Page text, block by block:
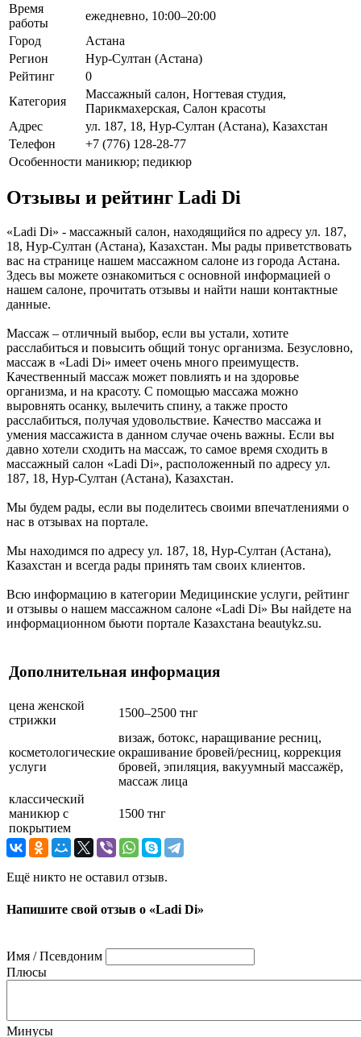
Время
работы
ежедневно, 10:00–20:00
Город
Астана
Регион
Нур-Султан (Астана)
Рейтинг
0
Категория
Массажный салон, Ногтевая студия,
Парикмахерская, Салон красоты
Адрес
ул. 187, 18, Нур-Султан (Астана), Казахстан
Телефон
+7 (776) 128-28-77
Особенности маникюр; педикюр
Отзывы и рейтинг Ladi Di
«Ladi Di» - массажный салон, находящийся по адресу ул. 187,
18, Нур-Султан (Астана), Казахстан. Мы рады приветствовать
вас на странице нашем массажном салоне из города Астана.
Здесь вы можете ознакомиться с основной информацией о
нашем салоне, прочитать отзывы и найти наши контактные
данные.
Массаж – отличный выбор, если вы устали, хотите
расслабиться и повысить общий тонус организма. Безусловно,
массаж в «Ladi Di» имеет очень много преимуществ.
Качественный массаж может повлиять и на здоровье
организма, и на красоту. С помощью массажа можно
выровнять осанку, вылечить спину, а также просто
расслабиться, получая удовольствие. Качество массажа и
умения массажиста в данном случае очень важны. Если вы
давно хотели сходить на массаж, то самое время сходить в
массажный салон «Ladi Di», расположенный по адресу ул.
187, 18, Нур-Султан (Астана), Казахстан.
Мы будем рады, если вы поделитесь своими впечатлениями о
нас в отзывах на портале.
Мы находимся по адресу ул. 187, 18, Нур-Султан (Астана),
Казахстан и всегда рады принять там своих клиентов.
Всю информацию в категории Медицинские услуги, рейтинг
и отзывы о нашем массажном салоне «Ladi Di» Вы найдете на
информационном бьюти портале Казахстана beautykz.su.
Дополнительная информация
цена женской
стрижки
1500–2500 тнг
косметологические
услуги
визаж, ботокс, наращивание ресниц,
окрашивание бровей/ресниц, коррекция
бровей, эпиляция, вакуумный массажёр,
массаж лица
классический
маникюр с
покрытием
1500 тнг
Ещё никто не оставил отзыв.
Напишите свой отзыв о «Ladi Di»
Имя / Псевдоним
Плюсы
Минусы